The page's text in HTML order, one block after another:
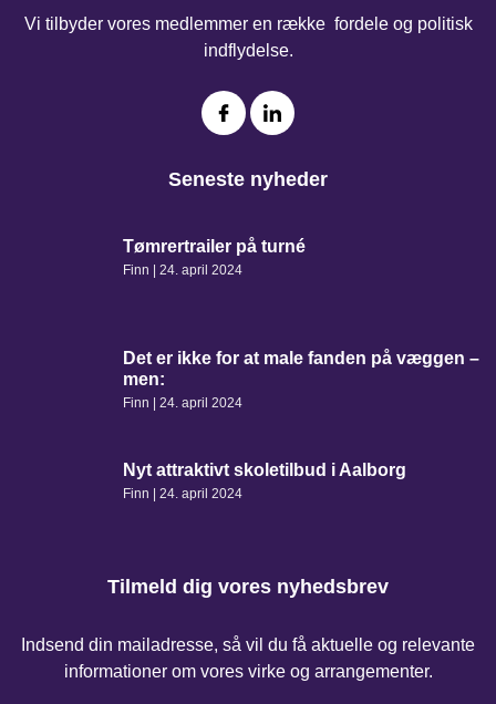
Vi tilbyder vores medlemmer en række fordele og politisk
indflydelse.
Seneste nyheder
Tømrertrailer på turné
Finn 24. april 2024
Det er ikke for at male fanden på væggen –
men:
Finn 24. april 2024
Nyt attraktivt skoletilbud i Aalborg
Finn 24. april 2024
Tilmeld dig vores nyhedsbrev
Indsend din mailadresse, så vil du få aktuelle og relevante
informationer om vores virke og arrangementer.